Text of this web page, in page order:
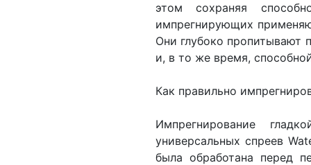
этом сохраняя
импрегнирующих
Они глубоко пропитывают
и, в то же время,
Как правильно
Импрегнирование
универсальных спреев
была обработана перед